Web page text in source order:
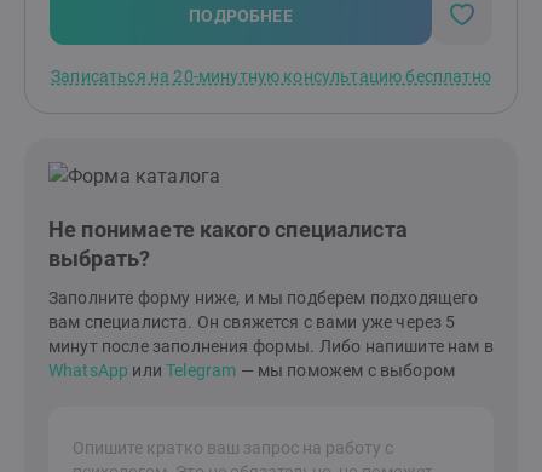
людьми и окружающими, выйти из замкнутого круга,
делать свою жизнь лучше и получать от нее
поддержка, понимание, принятие, осознание.
ПОДРОБНЕЕ
Записаться на 20-минутную консультацию бесплатно
Не понимаете какого специалиста
выбрать?
Заполните форму ниже, и мы подберем подходящего
вам специалиста. Он свяжется с вами уже через 5
минут после заполнения формы. Либо напишите нам в
WhatsApp илиTelegram — мы поможем с выбором